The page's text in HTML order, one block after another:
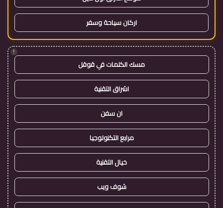
اركان سياحة وسفر
!
مسك الكلمات في قوقل
اشراق التقنية
ان سفن
مرابع التكنولوجيا
خيال التقنية
شوف ويب